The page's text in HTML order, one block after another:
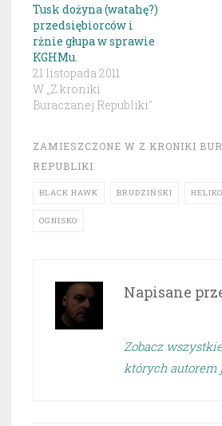
Tusk dożyna (watahę?)
przedsiębiorców i
rżnie głupa w sprawie
KGHMu.
21 listopada 2011
W „Z kroniki
Buraczanej Republiki"
ZAMIESZCZONE W Z KRONIKI
REPUBLIKI
BLACK HAWK BRUDZIŃSKI
OGNISKO
Napisane
Zobacz
których autorem